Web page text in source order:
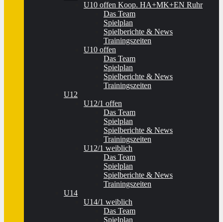
U10 offen Koop. HA+MK+EN Ruhr
Das Team
Spielplan
Spielberichte & News
Trainingszeiten
U10 offen
Das Team
Spielplan
Spielberichte & News
Trainingszeiten
U12
U12/1 offen
Das Team
Spielplan
Spielberichte & News
Trainingszeiten
U12/1 weiblich
Das Team
Spielplan
Spielberichte & News
Trainingszeiten
U14
U14/1 weiblich
Das Team
Spielplan